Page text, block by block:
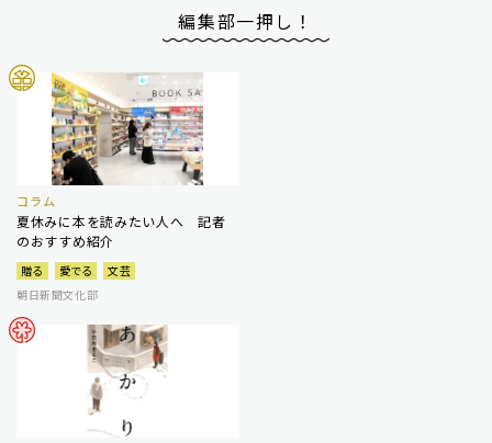
編集部一押し！
コラム
夏休みに本を読みたい人へ 記者
のおすすめ紹介
贈る 愛でる
文芸
朝日新聞文化部